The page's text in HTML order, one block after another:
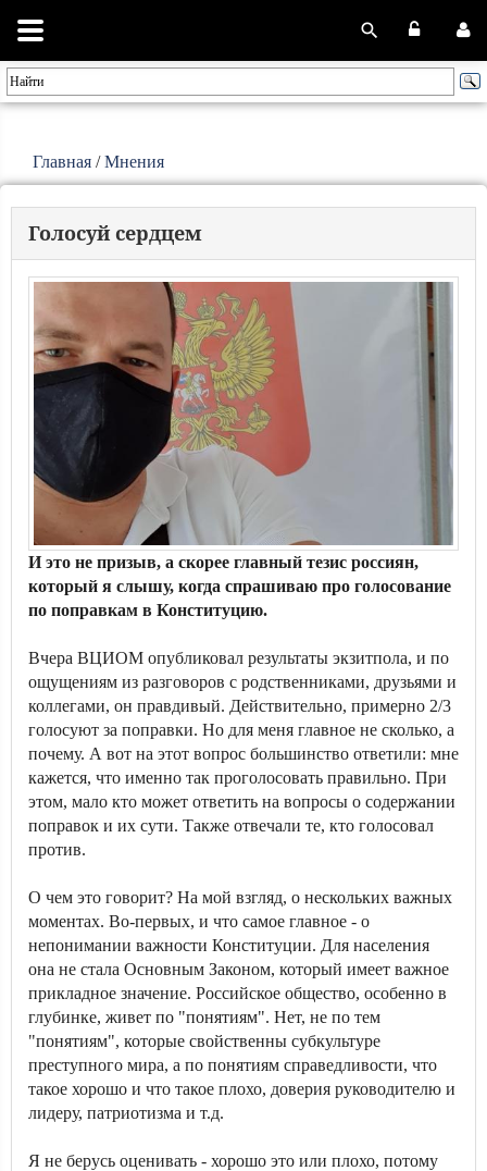
Главная /Мнения
Голосуй сердцем
И это не призыв, а скорее главный тезис россиян,
который я слышу, когда спрашиваю про голосование
по поправкам в Конституцию.
Вчера ВЦИОМ опубликовал результаты экзитпола, и по
ощущениям из разговоров с родственниками, друзьями и
коллегами, он правдивый. Действительно, примерно 2/3
голосуют за поправки. Но для меня главное не сколько, а
почему. А вот на этот вопрос большинство ответили: мне
кажется, что именно так проголосовать правильно. При
этом, мало кто может ответить на вопросы о содержании
поправок и их сути. Также отвечали те, кто голосовал
против.
О чем это говорит? На мой взгляд, о нескольких важных
моментах. Во-первых, и что самое главное - о
непонимании важности Конституции. Для населения
она не стала Основным Законом, который имеет важное
прикладное значение. Российское общество, особенно в
глубинке, живет по "понятиям". Нет, не по тем
"понятиям", которые свойственны субкультуре
преступного мира, а по понятиям справедливости, что
такое хорошо и что такое плохо, доверия руководителю и
лидеру, патриотизма и т.д.
Я не берусь оценивать - хорошо это или плохо, потому